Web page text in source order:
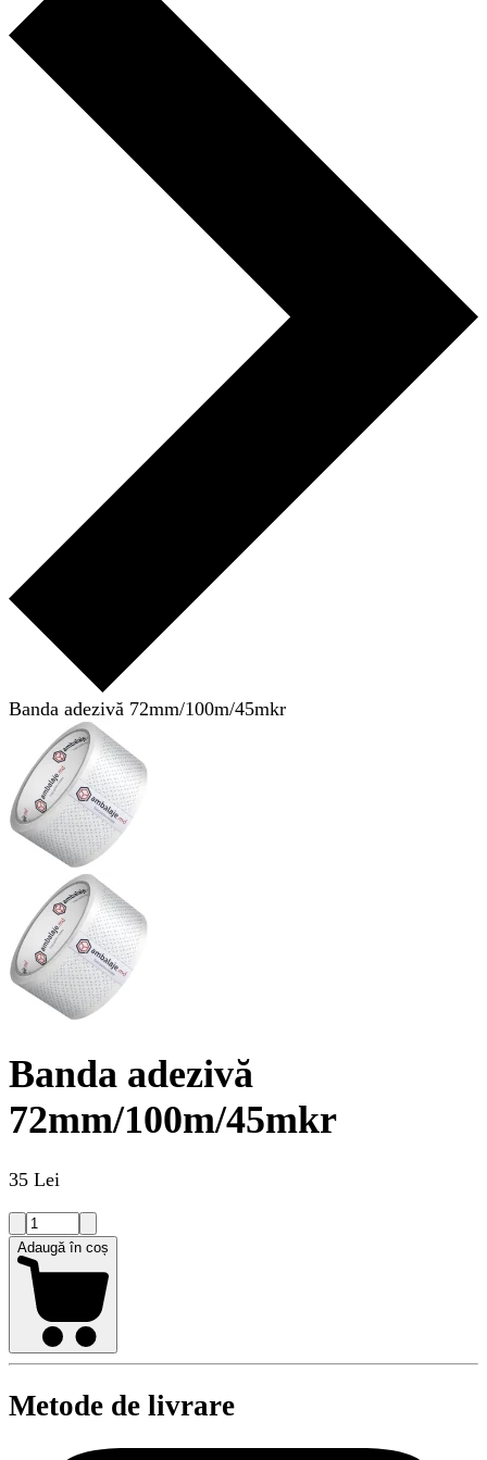
Banda adezivă 72mm/100m/45mkr
Banda adezivă
72mm/100m/45mkr
35 Lei
Adaugă în coș
Metode de livrare